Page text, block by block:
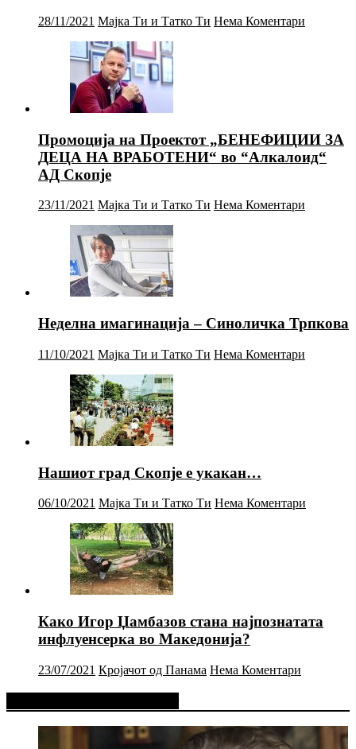
28/11/2021 Мајка Ти и Татко Ти Нема Коментари
Промоција на Проектот „БЕНЕФИЦИИ ЗА
ДЕЦА НА ВРАБОТЕНИ“ во “Алкалоид“
АД Скопје
23/11/2021 Мајка Ти и Татко Ти Нема Коментари
Неделна имагинација – Синоличка Трпкова
11/10/2021 Мајка Ти и Татко Ти Нема Коментари
Нашиот град Скопје е укакан…
06/10/2021 Мајка Ти и Татко Ти Нема Коментари
Како Игор Џамбазов стана најпознатата
инфлуенсерка во Македонија?
23/07/2021 Кројачот од Панама Нема Коментари